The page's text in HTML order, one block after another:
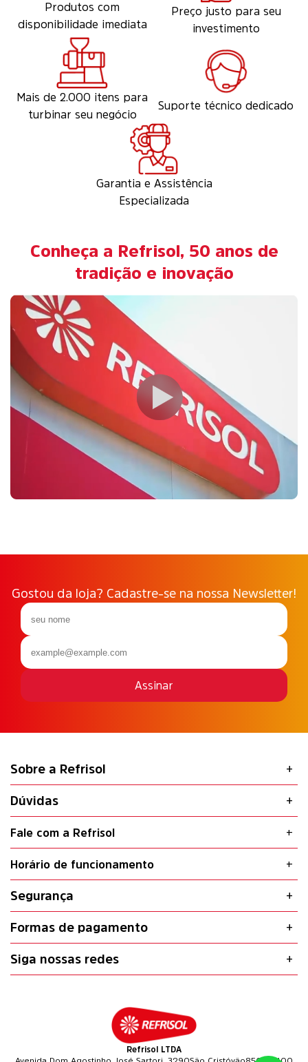
Produtos com
disponibilidade imediata
Preço justo para seu
investimento
Mais de 2.000 itens para
turbinar seu negócio
Suporte técnico dedicado
Garantia e Assistência
Especializada
Conheça a Refrisol, 50 anos de
tradição e inovação
Gostou da loja? Cadastre-se na nossa Newsletter!
Assinar
Sobre a Refrisol
Dúvidas
Fale com a Refrisol
Horário de funcionamento
Segurança
Formas de pagamento
Siga nossas redes
Refrisol LTDA